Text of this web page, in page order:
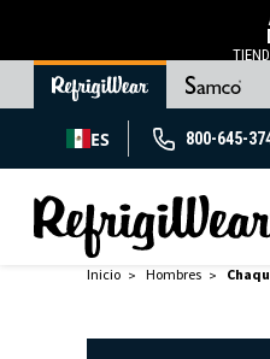
ES 800-645-
Inicio Hombres